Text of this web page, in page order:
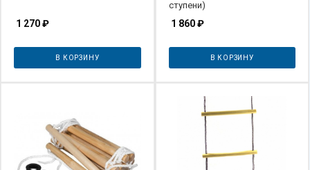
1 270₽
В КОРЗИНУ
ступени)
1 860₽
В КОРЗИНУ